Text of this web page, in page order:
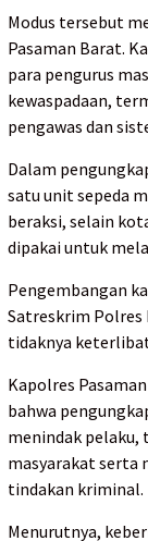
Modus tersebut
Pasaman Barat.
para pengurus
kewaspadaan,
pengawas dan
Dalam
satu unit sepeda
beraksi, selain
dipakai untuk
Pengembangan
Satreskrim Polres
tidaknya
Kapolres
bahwa
menindak pelaku,
masyarakat serta
tindakan kriminal.
Menurutnya,